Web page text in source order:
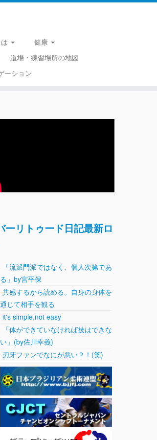
健康
道場・練習場所の地図
ーション
ーリトゥード日記最新ロ
「流派門派ではなく、個人次第であ
る」by宮平保
共感するから読める。自身の身体を
通じて相手を観る
it's simple.not easy
「体ができていなければ技はできな
い」(by佐川幸義)
刃牙ファンでなにが悪い？！(笑)